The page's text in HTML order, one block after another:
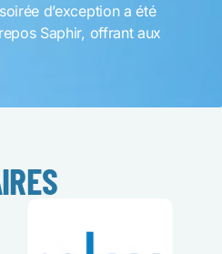
d’exception a été
Saphir, offrant aux